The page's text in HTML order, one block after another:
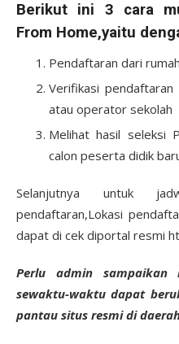
Berikut ini 3 cara
From Home,yaitu
Pendaftaran dari
Verifikasi
atau operator sekolah
Melihat hasil seleksi
calon peserta didik
Selanjutnya untuk
pendaftaran,Lokasi
dapat di cek diportal resmi
Perlu admin sampaikan
sewaktu-waktu dapat
pantau situs resmi di